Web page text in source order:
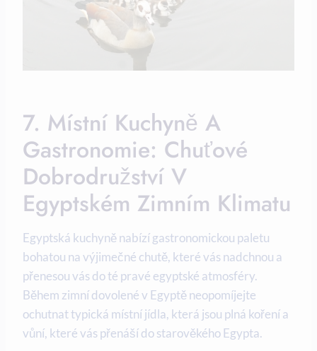
7. Místní Kuchyně A
Gastronomie: Chuťové
Dobrodružství V
Egyptském Zimním Klimatu
Egyptská kuchyně nabízí gastronomickou paletu
bohatou na výjimečné chutě, které vás nadchnou a
přenesou vás do té pravé egyptské atmosféry.
Během zimní dovolené v Egyptě neopomíjejte
ochutnat typická místní jídla, která jsou plná koření a
vůní, které vás přenáší do starověkého Egypta.